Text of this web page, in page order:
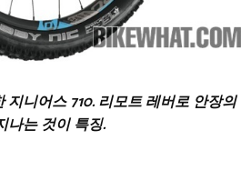
니어스 710. 리모트 레버로 안장
나는 것이 특징.